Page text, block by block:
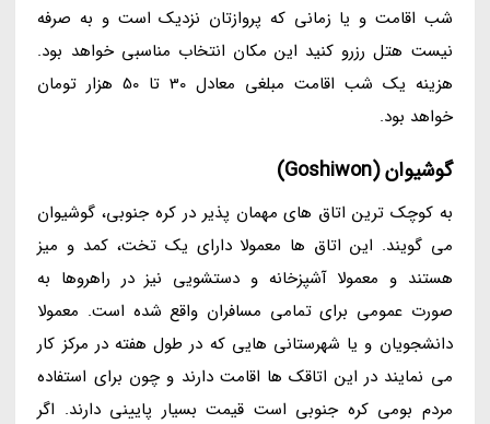
شب اقامت و یا زمانی که پروازتان نزدیک است و به صرفه
نیست هتل رزرو کنید این مکان انتخاب مناسبی خواهد بود.
هزینه یک شب اقامت مبلغی معادل 30 تا 50 هزار تومان
خواهد بود.
گوشیوان (Goshiwon)
به کوچک ترین اتاق های مهمان پذیر در کره جنوبی، گوشیوان
می گویند. این اتاق ها معمولا دارای یک تخت، کمد و میز
هستند و معمولا آشپزخانه و دستشویی نیز در راهروها به
صورت عمومی برای تمامی مسافران واقع شده است. معمولا
دانشجویان و یا شهرستانی هایی که در طول هفته در مرکز کار
می نمایند در این اتاقک ها اقامت دارند و چون برای استفاده
مردم بومی کره جنوبی است قیمت بسیار پایینی دارند. اگر